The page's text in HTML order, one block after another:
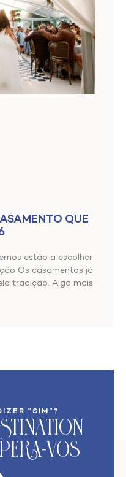
QUE
estão a escolher
Os casamentos já
tradição. Algo mais
“SIM”?
vos